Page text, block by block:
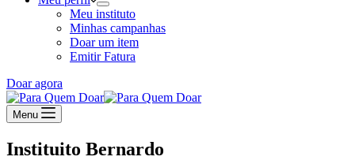
Meu instituto
Minhas campanhas
Doar um item
Emitir Fatura
Doar agora
Menu
Instituito Bernardo